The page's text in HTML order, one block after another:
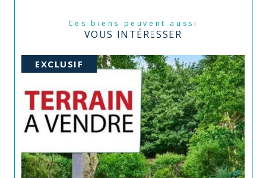
Ces biens peuvent aussi
VOUS INTÉRESSER
EXCLUSIF